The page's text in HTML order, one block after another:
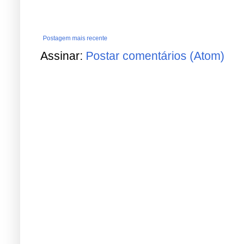
Postagem mais recente
Assinar: Postar comentários (Atom)